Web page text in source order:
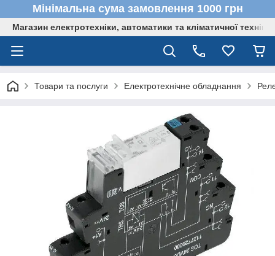
Мінімальна сума замовлення 1000 грн
Магазин електротехніки, автоматики та кліматичної техніки
Товари та послуги Електротехнічне обладнання